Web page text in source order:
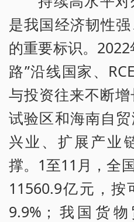
是我国经济韧性
的重要标识。
路”沿线国家、
与投资往来不断
试验区和海南自
兴业、扩展产业
撑。1至11月，全
11560.9亿元，
9.9%；我国货